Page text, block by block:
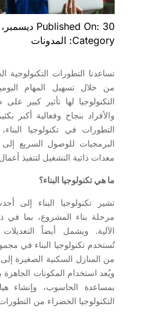
Published On: 30 ديسمبر، 2022
Category: المدونات
تساعدنا التطورات
من خلال تسهيل المهام
التكنولوجيا لها تأثير كبير
والأفراد بنجاح وفعالية
التطورات في تكنولوجيا
البرمجيات للوصول السريع
معدات ذاتية التشغيل لتنفيذ
ما هي تكنولوجيا البناء؟
تشير تكنولوجيا البناء إلى
مرحلة بناء المشروع، بما في
الآلية. ويشمل أيضاً
تُستخدم تكنولوجيا البناء في
من المنازل السكنية الصغيرة
ويُعد استخدام المكونات
بمساعدة الحاسوب، وإنشاء
التكنولوجيا الخضراء من